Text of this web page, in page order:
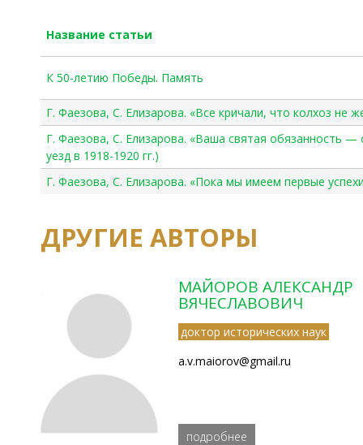
Название статьи
К 50-летию Победы. Память
Г. Фаезова, С. Елизарова. «Все кричали, что колхоз не
Г. Фаезова, С. Елизарова. «Ваша святая обязанность —
уезд в 1918-1920 гг.)
Г. Фаезова, С. Елизарова. «Пока мы имеем первые
ДРУГИЕ АВТОРЫ
МАЙОРОВ АЛЕКСАНДР
ВЯЧЕСЛАВОВИЧ
доктор исторических наук
a.v.maiorov@gmail.ru
подробнее